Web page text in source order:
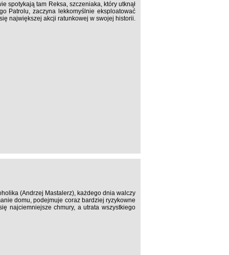
spotykają tam Reksa, szczeniaka, który utknął
Patrolu, zaczyna lekkomyślnie eksploatować
największej akcji ratunkowej w swojej historii.
(Andrzej Mastalerz), każdego dnia walczy
domu, podejmuje coraz bardziej ryzykowne
najciemniejsze chmury, a utrata wszystkiego